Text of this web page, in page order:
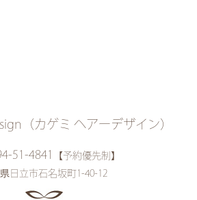
（カゲミ ヘアーデザイン）
51-4841
【予約優先制】
日立市石名坂町1-40-12